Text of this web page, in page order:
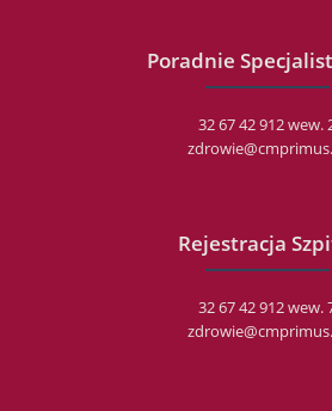
Poradnie
32 67 42 912 wew.
Rejestracja
32 67 42 912 wew.